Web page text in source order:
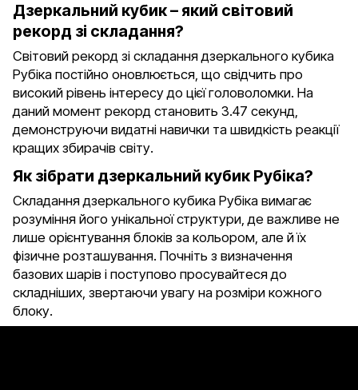
Дзеркальний кубик – який світовий
рекорд зі складання?
Світовий рекорд зі складання дзеркального кубика
Рубіка постійно оновлюється, що свідчить про
високий рівень інтересу до цієї головоломки. На
даний момент рекорд становить 3.47 секунд,
демонструючи видатні навички та швидкість реакції
кращих збирачів світу.
Як зібрати дзеркальний кубик Рубіка?
Складання дзеркального кубика Рубіка вимагає
розуміння його унікальної структури, де важливе не
лише орієнтування блоків за кольором, але й їх
фізичне розташування. Почніть з визначення
базових шарів і поступово просувайтеся до
складніших, звертаючи увагу на розміри кожного
блоку.